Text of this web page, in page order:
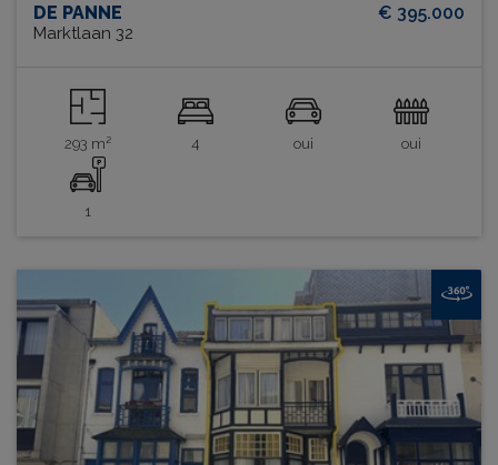
€ 395.000
DE PANNE
Marktlaan 32
293 m² 4 oui oui
1